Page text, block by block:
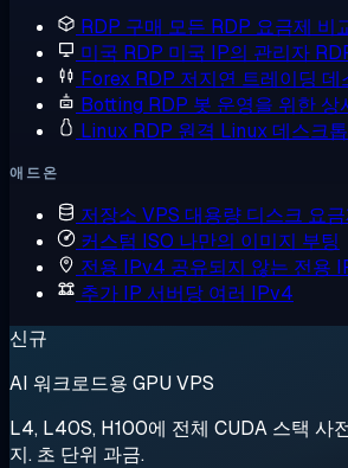
RDP 구매 모든 RDP 요금제 비
미국 RDP 미국 IP의 관리자
Forex RDP 저지연 트레이딩 데
Botting RDP 봇 운영을 위한 상
Linux RDP 원격 Linux 데스크톱
애드온
저장소 VPS 대용량 디스크 요금
커스텀 ISO 나만의 이미지 부팅
전용 IPv4 공유되지 않는 전용
추가 IP 서버당 여러 IPv4
신규
AI 워크로드용 GPU VPS
L4, L40S, H100에 전체 CUDA 스택 사
지. 초 단위 과금.